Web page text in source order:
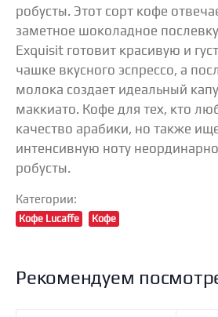
робусты. Этот сорт кофе
заметное шоколадное
Exquisit готовит красивую и
чашке вкусного эспрессо, а
молока создает идеальный
маккиато. Кофе для тех, кто
качество арабики, но также
интенсивную ноту
робусты.
Категории:
Кофе Lucaffe Кофе
Рекомендуем